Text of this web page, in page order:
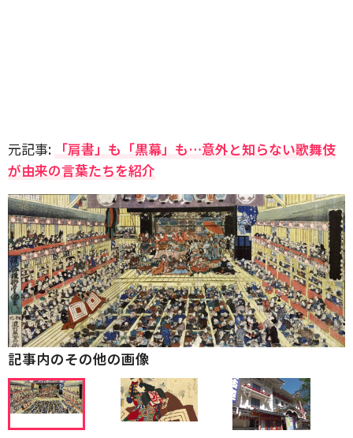
元記事: 「肩書」も「黒幕」も…意外と知らない歌舞伎
が由来の言葉たちを紹介
記事内のその他の画像